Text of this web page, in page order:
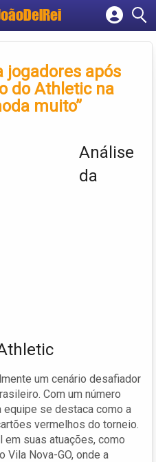
empresa
conta
jogadores após
do Athletic na
muito”
Análise
da
um cenário desafiador
Com um número
se destaca como a
vermelhos do torneio.
suas atuações, como
Vila Nova-GO, onde a